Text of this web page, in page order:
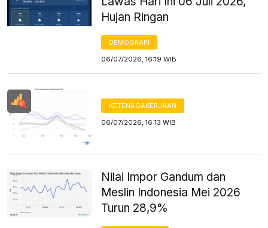
Hujan Ringan
DEMOGRAFI
06/07/2026, 16:19 WIB
KETENAGAKERJAAN
06/07/2026, 16:13 WIB
Nilai Impor Gandum dan
Meslin Indonesia Mei 2026
Turun 28,9%